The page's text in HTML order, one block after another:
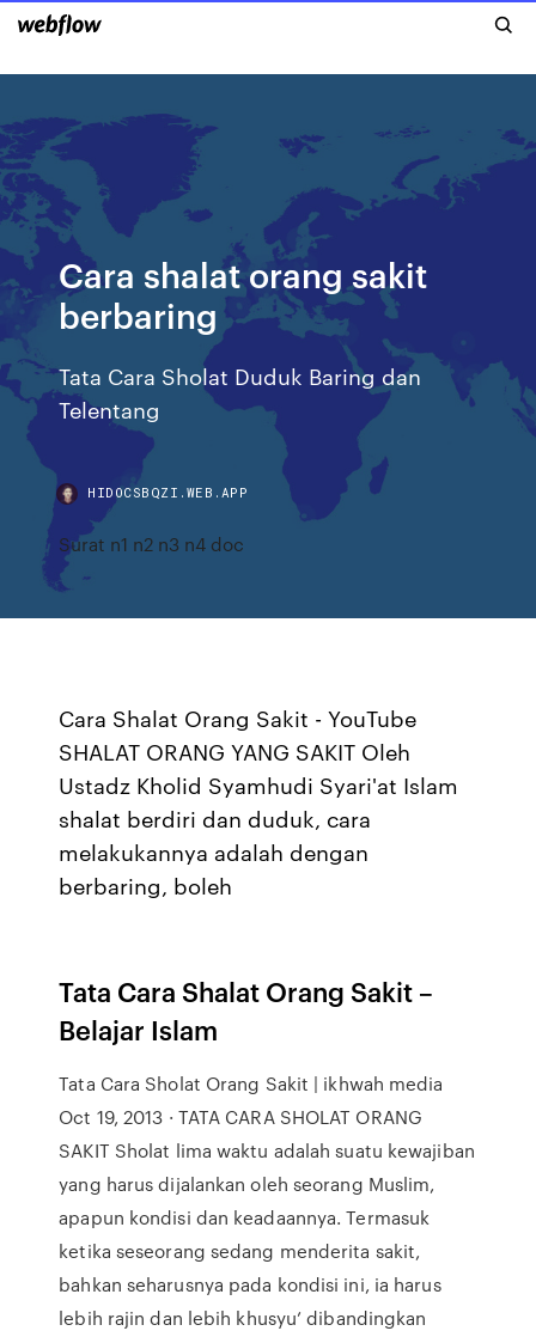
Cara shalat orang sakit
berbaring
Tata Cara Sholat Duduk Baring dan
Telentang
HIDOCSBQZI.WEB.APP
Surat n1 n2 n3 n4 doc
Cara Shalat Orang Sakit - YouTube
SHALAT ORANG YANG SAKIT Oleh
Ustadz Kholid Syamhudi Syari'at Islam
shalat berdiri dan duduk, cara
melakukannya adalah dengan
berbaring, boleh
Tata Cara Shalat Orang Sakit –
Belajar Islam
Tata Cara Sholat Orang Sakit | ikhwah media
Oct 19, 2013 · TATA CARA SHOLAT ORANG
SAKIT Sholat lima waktu adalah suatu kewajiban
yang harus dijalankan oleh seorang Muslim,
apapun kondisi dan keadaannya. Termasuk
ketika seseorang sedang menderita sakit,
bahkan seharusnya pada kondisi ini, ia harus
lebih rajin dan lebih khusyu’ dibandingkan